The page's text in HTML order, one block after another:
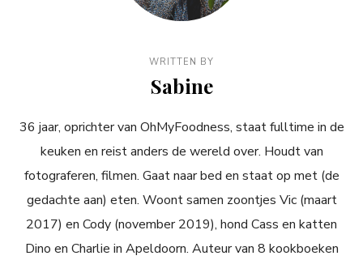
WRITTEN BY
Sabine
36 jaar, oprichter van OhMyFoodness, staat fulltime in de
keuken en reist anders de wereld over. Houdt van
fotograferen, filmen. Gaat naar bed en staat op met (de
gedachte aan) eten. Woont samen zoontjes Vic (maart
2017) en Cody (november 2019), hond Cass en katten
Dino en Charlie in Apeldoorn. Auteur van 8 kookboeken